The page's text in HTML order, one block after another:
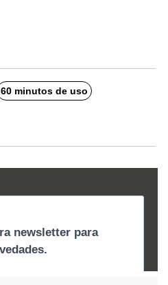
60 minutos de uso